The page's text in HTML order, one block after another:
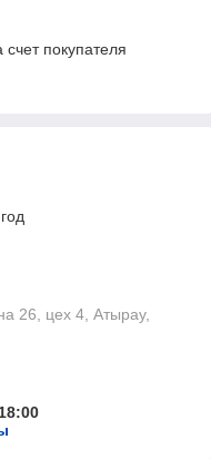
покупателя
26, цех 4, Атырау,